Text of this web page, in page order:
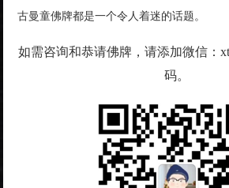
古曼童佛牌都是一个令人着迷的话题。
如需咨询和恭请佛牌，请添加微信：
码。